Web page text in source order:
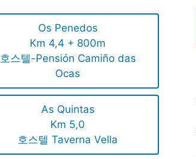
Os Penedos
Km 4,4 + 800m
호스텔-Pensión Camiño das
Ocas
As Quintas
Km 5,0
호스텔 Taverna Vella